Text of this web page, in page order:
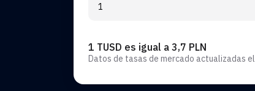
1 TUSD es igual a 3,7 PLN
Datos de tasas de mercado actualizadas el